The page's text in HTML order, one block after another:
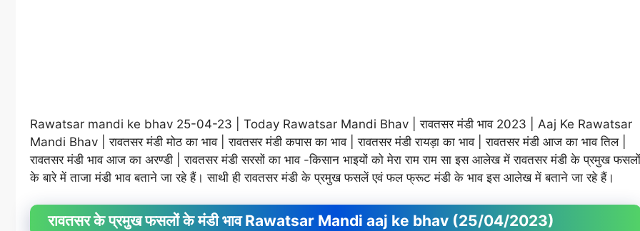
Rawatsar mandi ke bhav 25-04-23 | Today Rawatsar Mandi Bhav | रावतसर मंडी भाव 2023 | Aaj Ke Rawatsar
Mandi Bhav | रावतसर मंडी मोठ का भाव | रावतसर मंडी कपास का भाव | रावतसर मंडी रायड़ा का भाव | रावतसर मंडी आज का भाव तिल |
रावतसर मंडी भाव आज का अरण्डी | रावतसर मंडी सरसों का भाव -किसान भाइयों को मेरा राम राम सा इस आलेख में रावतसर मंडी के प्रमुख फसलों
के बारे में ताजा मंडी भाव बताने जा रहे हैं। साथी ही रावतसर मंडी के प्रमुख फसलें एवं फल फ्रूट मंडी के भाव इस आलेख में बताने जा रहे हैं।
रावतसर के प्रमुख फसलों के मंडी भाव Rawatsar Mandi aaj ke bhav (25/04/2023)